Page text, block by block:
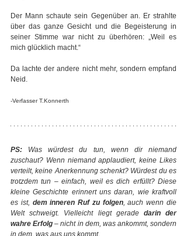
Der Mann schaute sein Gegenüber an. Er strahlte
über das ganze Gesicht und die Begeisterung in
seiner Stimme war nicht zu überhören: „Weil es
mich glücklich macht.“
Da lachte der andere nicht mehr, sondern empfand
Neid.
-Verfasser T.Konnerth
PS: Was würdest du tun, wenn dir niemand
zuschaut? Wenn niemand applaudiert, keine Likes
verteilt, keine Anerkennung schenkt? Würdest du es
trotzdem tun – einfach, weil es dich erfüllt? Diese
kleine Geschichte erinnert uns daran, wie kraftvoll
es ist, dem inneren Ruf zu folgen, auch wenn die
Welt schweigt. Vielleicht liegt gerade darin der
wahre Erfolg – nicht in dem, was ankommt, sondern